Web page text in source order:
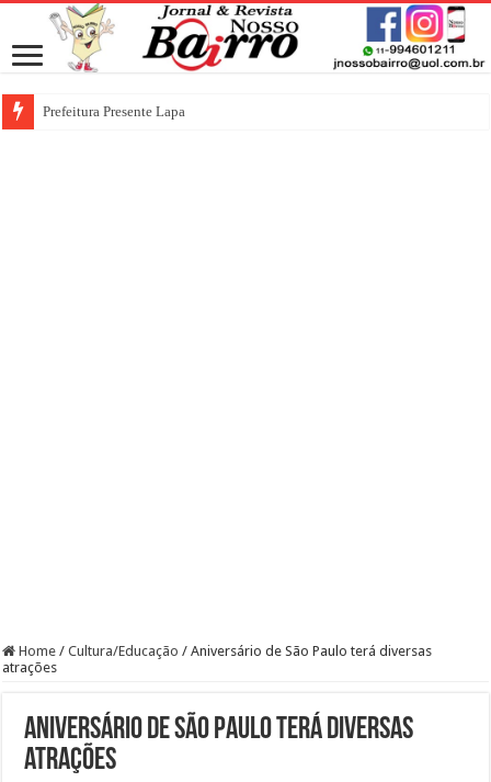
Prefeitura Presente Lapa
Home / Cultura/Educação / Aniversário de São Paulo terá diversas
atrações
Aniversário de São Paulo terá diversas
atrações